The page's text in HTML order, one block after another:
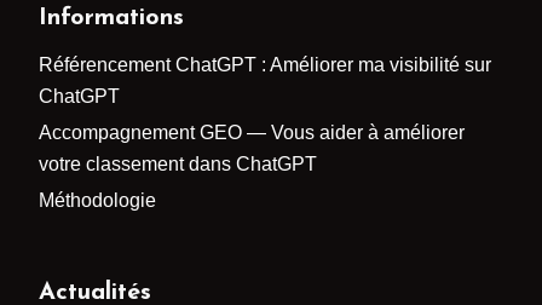
Informations
Référencement ChatGPT : Améliorer ma visibilité sur
ChatGPT
Accompagnement GEO — Vous aider à améliorer
votre classement dans ChatGPT
Méthodologie
Actualités